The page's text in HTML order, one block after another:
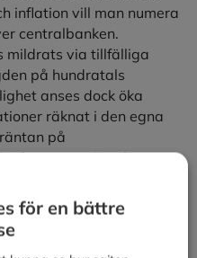
inflation vill man numera
centralbanken.
mildrats via tillfälliga
på hundratals
anses dock öka
räknat i den egna
på
som inte har en
Eller av ECB via en
vilket dock är politiskt
inflation i alla
för en bättre